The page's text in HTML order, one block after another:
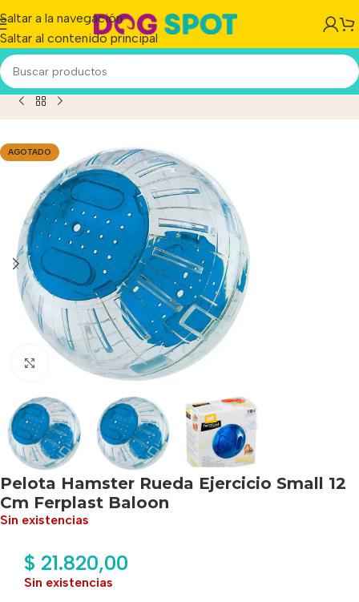
Saltar a la navegación
Saltar al contenido principal
Hamster Rueda Ejercicio Small 12 Cm Ferplast Baloon
AGOTADO
Haga clic para ampliar
Pelota Hamster Rueda Ejercicio Small 12
Cm Ferplast Baloon
Sin existencias
$ 21.820,00
Sin existencias